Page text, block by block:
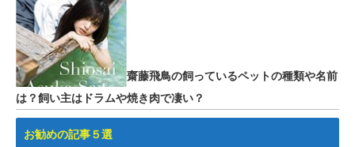
齋藤飛鳥の飼っているペットの種類や名前
は？飼い主はドラムや焼き肉で凄い？
お勧めの記事５選